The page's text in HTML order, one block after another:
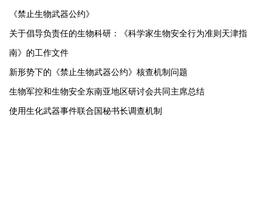
《禁止生物武器公约》
关于倡导负责任的生物科研：《科学家生物安全行为准则天津指
南》的工作文件
新形势下的《禁止生物武器公约》核查机制问题
生物军控和生物安全东南亚地区研讨会共同主席总结
使用生化武器事件联合国秘书长调查机制